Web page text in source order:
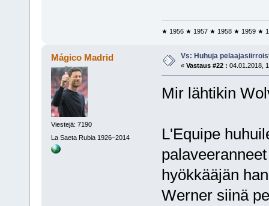
★ 1956 ★ 1957 ★ 1958 ★ 1959 ★
Mágico Madrid
Viestejä: 7190
La Saeta Rubia 1926–2014
Vs: Huhuja
« Vastaus #22 : 04.01.2018,
Mir lähtikin
L'Equipe
hyökkääjän
Werner siinä